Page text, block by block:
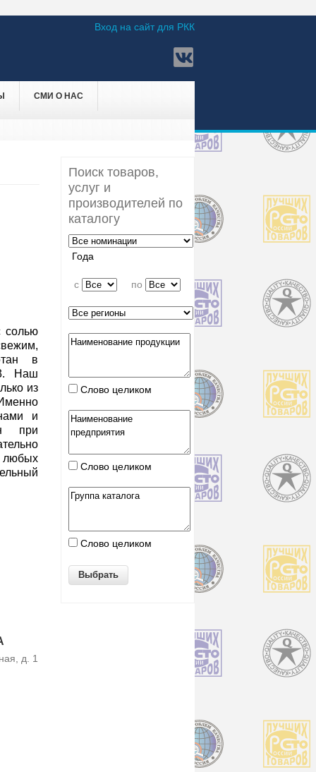
Вход на сайт для РКК
СМИ О НАС
солью
в
Наш
из
и
при
любых
д. 1
Поиск товаров,
услуг и
производителей по
каталогу
Года
c по
Слово целиком
Слово целиком
Слово целиком